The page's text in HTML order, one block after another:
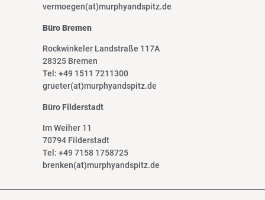
vermoegen(at)murphyandspitz.de
Büro Bremen
Rockwinkeler Landstraße 117A
28325 Bremen
Tel: +49 1511 7211300
grueter(at)murphyandspitz.de
Büro Filderstadt
Im Weiher 11
70794 Filderstadt
Tel: +49 7158 1758725
brenken(at)murphyandspitz.de